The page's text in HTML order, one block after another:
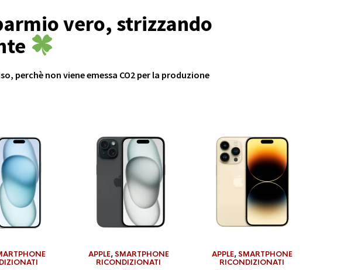
vero, strizzando
perchè non viene emessa CO2 per la produzione
APPLE,SMARTPHONE
RICONDIZIONATI
APPLE,SMARTPHONE
RICONDIZIONATI